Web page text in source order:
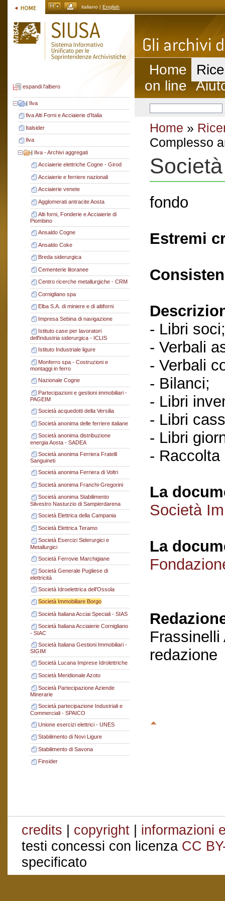
italiano | English
espandi l'albero
| Ilva
Ilva Alti Forni e Acciaierie d’Italia
Italsider
Ilva
| Ilva - Archivi aggregati
Acciaierie elettriche Cogne - Girod
Acciaierie e ferriere nazionali
Acciaierie venete
Agglomerati antracite Aosta
Alti forni, Fonderie e Acciaierie di
Piombino
Ansaldo Cogne
Ansaldo Coke
Breda siderurgica
Cementerie litoranee
Centro ricerche metallurgiche - CRM
Cornigliano spa
Elba S.A. di miniere e di altiforni
Impresa Sebina di navigazione
Istituto case per lavoratori
dell'industria siderurgica - ICLIS
Istituto Industriale ligure
Monferro spa - Costruzioni e
montaggi in ferro
Nazionale Cogne
Partecipazioni e gestioni immobiliari -
PAGEIM
Società acquedotti della Versilia
Società anonima delle ferriere italiane
Società anonima distribuzione
energia Aosta - SADEA
Società anonima Ferriera Fratelli
Sanguineti
Società anonima Ferriera di Voltri
Società anonima Franchi-Gregorini
Società anonima Stabilimento
Silvestro Nasturzio di Sampierdarena
Società Elettrica della Campania
Società Elettrica Teramo
Società Esercizi Siderurgici e
Metallurgici
Società Ferrovie Marchigiane
Società Generale Pugliese di
elettricità
Società Idroelettrica dell'Ossola
Società Immobiliare Borgo
Società Italiana Acciai Speciali - SIAS
Società Italiana Acciaierie Cornigliano
- SIAC
Società Italiana Gestioni Immobiliari -
SIGIM
Società Lucana Imprese Idrolettriche
Società Meridionale Azoto
Società Partecipazione Aziende
Minerarie
Società partecipazione Industriali e
Commerciali - SPAICO
Unione esercizi elettrici - UNES
Stabilimento di Novi Ligure
Stabilimento di Savona
Finsider
Home
on line
Home »
Complesso
fondo
Estremi
- Libri soci;
- Verbali
- Verbali
- Bilanci;
- Libri
- Libri
- Libri
- Raccolta
La
Società
La
Frassinelli
redazione
credits | copyright | informazioni
testi concessi con licenza CC
specificato